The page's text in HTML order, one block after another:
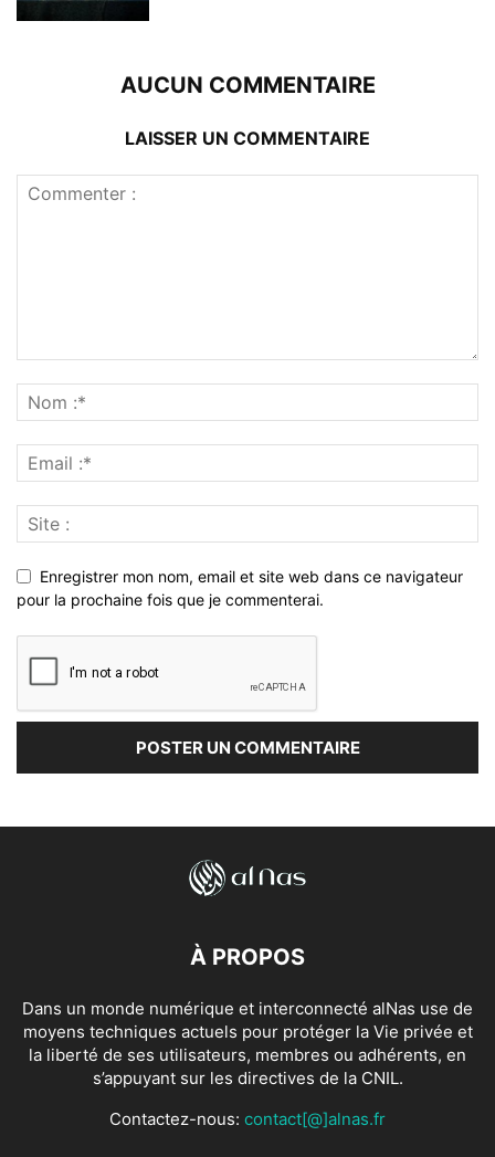
AUCUN COMMENTAIRE
LAISSER UN COMMENTAIRE
Enregistrer mon nom, email et site web dans ce navigateur
pour la prochaine fois que je commenterai.
À PROPOS
Dans un monde numérique et interconnecté alNas use de
moyens techniques actuels pour protéger la Vie privée et
la liberté de ses utilisateurs, membres ou adhérents, en
s’appuyant sur les directives de la CNIL.
Contactez-nous: contact[@]alnas.fr